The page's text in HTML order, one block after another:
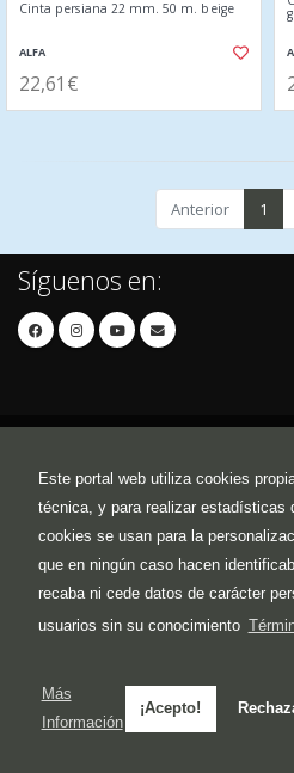
Este portal web utiliza cookies
técnica, y para realizar estadísticas
cookies se usan para la
que en ningún caso hacen
recaba ni cede datos de carácter
usuarios sin su conocimiento
Más
Información
¡Acepto!
Cinta persiana 22 mm. 50 m. beige
ALFA
22,61€
Anterior 1
Síguenos en:
Contacto Aviso
Política de envíos
Política de